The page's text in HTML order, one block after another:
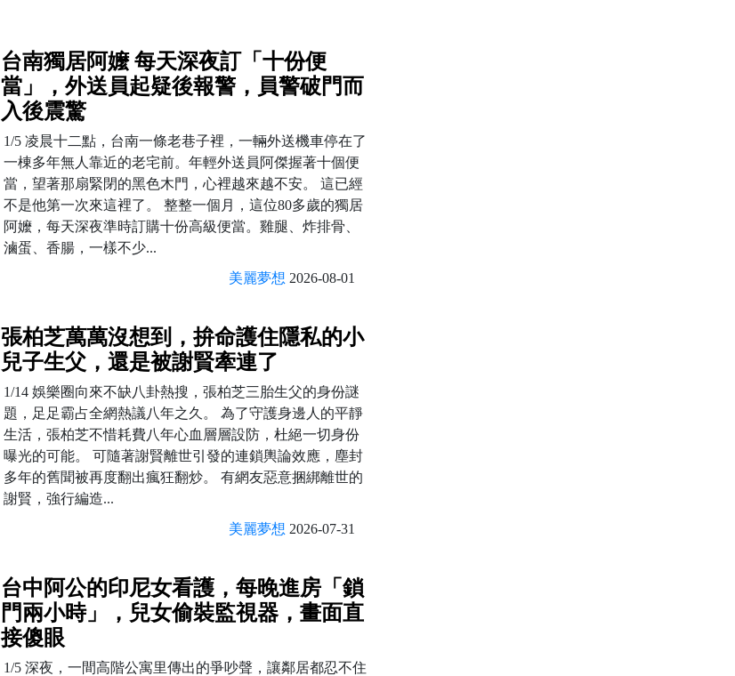
台南獨居阿嬤 每天深夜訂「十份便
當」，外送員起疑後報警，員警破門而
入後震驚
1/5 凌晨十二點，台南一條老巷子裡，一輛外送機車停在了
一棟多年無人靠近的老宅前。年輕外送員阿傑握著十個便
當，望著那扇緊閉的黑色木門，心裡越來越不安。 這已經
不是他第一次來這裡了。 整整一個月，這位80多歲的獨居
阿嬤，每天深夜準時訂購十份高級便當。雞腿、炸排骨、
滷蛋、香腸，一樣不少...
美麗夢想 2026-08-01
張柏芝萬萬沒想到，拚命護住隱私的小
兒子生父，還是被謝賢牽連了
1/14 娛樂圈向來不缺八卦熱搜，張柏芝三胎生父的身份謎
題，足足霸占全網熱議八年之久。 為了守護身邊人的平靜
生活，張柏芝不惜耗費八年心血層層設防，杜絕一切身份
曝光的可能。 可隨著謝賢離世引發的連鎖輿論效應，塵封
多年的舊聞被再度翻出瘋狂翻炒。 有網友惡意捆綁離世的
謝賢，強行編造...
美麗夢想 2026-07-31
台中阿公的印尼女看護，每晚進房「鎖
門兩小時」，兒女偷裝監視器，畫面直
接傻眼
1/5 深夜，一間高階公寓里傳出的爭吵聲，讓鄰居都忍不住